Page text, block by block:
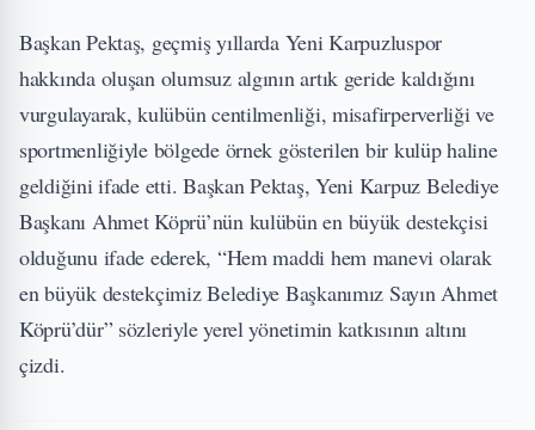
Başkan Pektaş, geçmiş yıllarda Yeni Karpuzluspor
hakkında oluşan olumsuz algının artık geride kaldığını
vurgulayarak, kulübün centilmenliği, misafirperverliği ve
sportmenliğiyle bölgede örnek gösterilen bir kulüp haline
geldiğini ifade etti. Başkan Pektaş, Yeni Karpuz Belediye
Başkanı Ahmet Köprü’nün kulübün en büyük destekçisi
olduğunu ifade ederek, “Hem maddi hem manevi olarak
en büyük destekçimiz Belediye Başkanımız Sayın Ahmet
Köprü’dür” sözleriyle yerel yönetimin katkısının altını
çizdi.